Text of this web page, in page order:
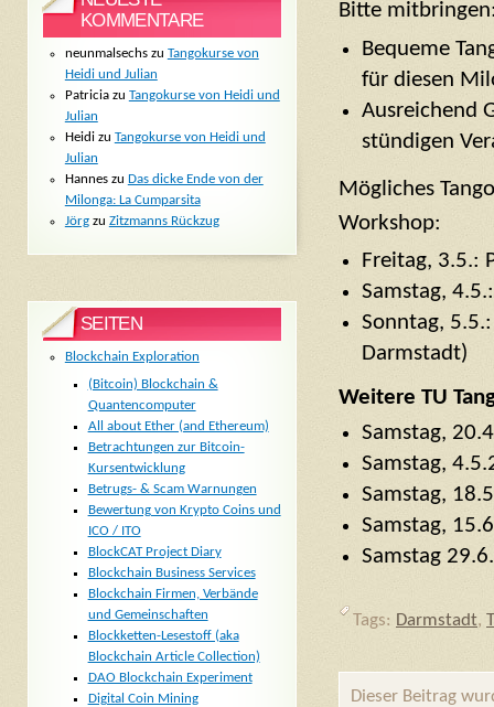
Bitte
Bequeme
für diesen
Ausreichend
stündigen
Mögliches
Workshop:
Freitag, 3.5.:
Samstag,
Sonntag,
Darmstadt)
Weitere TU
Samstag,
Samstag,
Samstag,
Samstag,
Samstag
Tags: Darmstadt,
Dieser Beitrag
KOMMENTARE
neunmalsechszu Tangokurse von
Heidi und Julian
Patriciazu Tangokurse von Heidi und
Julian
Heidizu Tangokurse von Heidi und
Julian
Hanneszu Das dicke Ende von der
Milonga: La Cumparsita
Jörgzu Zitzmanns Rückzug
SEITEN
Blockchain Exploration
(Bitcoin) Blockchain &
Quantencomputer
All about Ether (and Ethereum)
Betrachtungen zur Bitcoin-
Kursentwicklung
Betrugs- & Scam Warnungen
Bewertung von Krypto Coins und
ICO / ITO
BlockCAT Project Diary
Blockchain Business Services
Blockchain Firmen, Verbände
und Gemeinschaften
Blockketten-Lesestoff (aka
Blockchain Article Collection)
DAO Blockchain Experiment
Digital Coin Mining